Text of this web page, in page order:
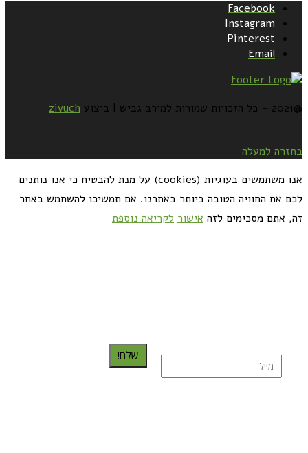
Facebook
Instagram
Pinterest
Email
@2021 - כל הזכויות שמורות למירב גביש | ביצוע zivuch
בחזרה למעלה
אנו משתמשים בעוגיות (cookies) על מנת להבטיח כי אנו נותנים
לכם את החוויה הטובה ביותר באתרנו. אם תמשיכו להשתמש באתר
זה, אתם מסכימים לזה אישור לקריאה נוספת
שלח!